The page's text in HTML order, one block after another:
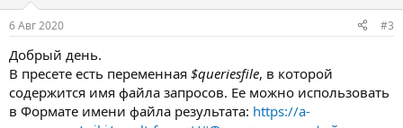
6 Авг 2020 #3
Добрый день.
В пресете есть переменная $queriesfile, в которой
содержится имя файла запросов. Ее можно использовать
в Формате имени файла результата: https://a-